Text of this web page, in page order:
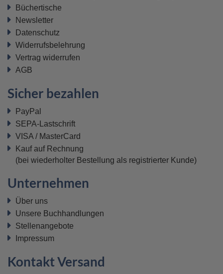
Büchertische
Newsletter
Datenschutz
Widerrufsbelehrung
Vertrag widerrufen
AGB
Sicher bezahlen
PayPal
SEPA-Lastschrift
VISA / MasterCard
Kauf auf Rechnung
(bei wiederholter Bestellung als registrierter Kunde)
Unternehmen
Über uns
Unsere Buchhandlungen
Stellenangebote
Impressum
Kontakt Versand